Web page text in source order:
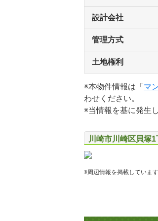
設計会社
管理方式
土地権利
※本物件情報は「 マ
わせください。
※当情報を基に発生
川崎市川崎区貝塚
※周辺情報を掲載していま